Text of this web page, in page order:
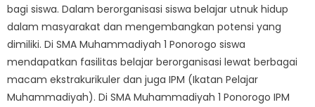
bagi siswa. Dalam berorganisasi siswa belajar utnuk hidup
dalam masyarakat dan mengembangkan potensi yang
dimiliki. Di SMA Muhammadiyah 1 Ponorogo siswa
mendapatkan fasilitas belajar berorganisasi lewat berbagai
macam ekstrakurikuler dan juga IPM (Ikatan Pelajar
Muhammadiyah). Di SMA Muhammadiyah 1 Ponorogo IPM